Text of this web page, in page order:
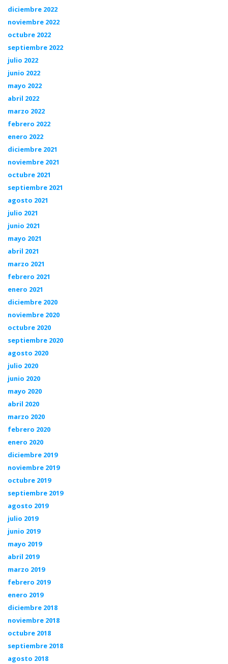
diciembre 2022
noviembre 2022
octubre 2022
septiembre 2022
julio 2022
junio 2022
mayo 2022
abril 2022
marzo 2022
febrero 2022
enero 2022
diciembre 2021
noviembre 2021
octubre 2021
septiembre 2021
agosto 2021
julio 2021
junio 2021
mayo 2021
abril 2021
marzo 2021
febrero 2021
enero 2021
diciembre 2020
noviembre 2020
octubre 2020
septiembre 2020
agosto 2020
julio 2020
junio 2020
mayo 2020
abril 2020
marzo 2020
febrero 2020
enero 2020
diciembre 2019
noviembre 2019
octubre 2019
septiembre 2019
agosto 2019
julio 2019
junio 2019
mayo 2019
abril 2019
marzo 2019
febrero 2019
enero 2019
diciembre 2018
noviembre 2018
octubre 2018
septiembre 2018
agosto 2018